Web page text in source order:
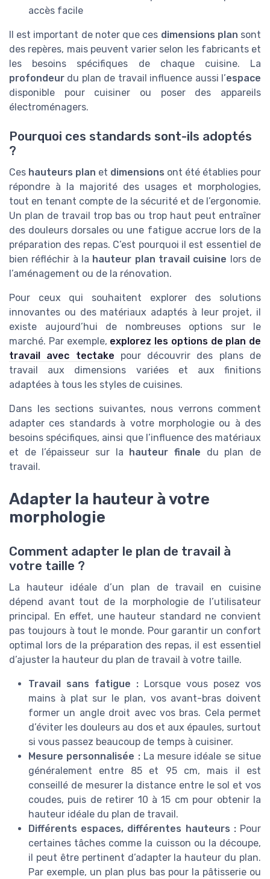
accès facile
Il est important de noter que ces dimensions plan sont
des repères, mais peuvent varier selon les fabricants et
les besoins spécifiques de chaque cuisine. La
profondeur du plan de travail influence aussi l’espace
disponible pour cuisiner ou poser des appareils
électroménagers.
Pourquoi ces standards sont-ils adoptés
?
Ces hauteurs plan et dimensions ont été établies pour
répondre à la majorité des usages et morphologies,
tout en tenant compte de la sécurité et de l’ergonomie.
Un plan de travail trop bas ou trop haut peut entraîner
des douleurs dorsales ou une fatigue accrue lors de la
préparation des repas. C’est pourquoi il est essentiel de
bien réfléchir à la hauteur plan travail cuisine lors de
l’aménagement ou de la rénovation.
Pour ceux qui souhaitent explorer des solutions
innovantes ou des matériaux adaptés à leur projet, il
existe aujourd’hui de nombreuses options sur le
marché. Par exemple, explorez les options de plan de
travail avec tectake pour découvrir des plans de
travail aux dimensions variées et aux finitions
adaptées à tous les styles de cuisines.
Dans les sections suivantes, nous verrons comment
adapter ces standards à votre morphologie ou à des
besoins spécifiques, ainsi que l’influence des matériaux
et de l’épaisseur sur la
hauteur finale du plan de
travail.
Adapter la hauteur à votre
morphologie
Comment adapter le plan de travail à
votre taille ?
La hauteur idéale d’un plan de travail en cuisine
dépend avant tout de la morphologie de l’utilisateur
principal. En effet, une hauteur standard ne convient
pas toujours à tout le monde. Pour garantir un confort
optimal lors de la préparation des repas, il est essentiel
d’ajuster la hauteur du plan de travail à votre taille.
Travail sans fatigue : Lorsque vous posez vos
mains à plat sur le plan, vos avant-bras doivent
former un angle droit avec vos bras. Cela permet
d’éviter les douleurs au dos et aux épaules, surtout
si vous passez beaucoup de temps à cuisiner.
Mesure personnalisée :La mesure idéale se situe
généralement entre 85 et 95 cm, mais il est
conseillé de mesurer la distance entre le sol et vos
coudes, puis de retirer 10 à 15 cm pour obtenir la
hauteur idéale du plan de travail.
Différents espaces, différentes hauteurs :Pour
certaines tâches comme la cuisson ou la découpe,
il peut être pertinent d’adapter la hauteur du plan.
Par exemple, un plan plus bas pour la pâtisserie ou